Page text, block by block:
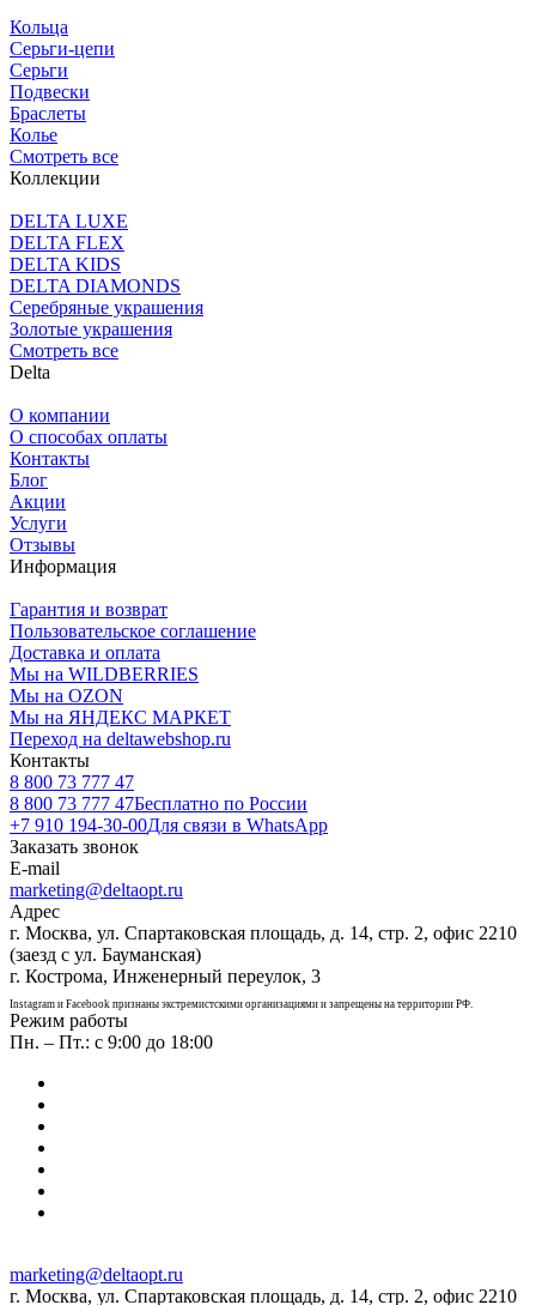
Кольца
Серьги-цепи
Серьги
Подвески
Браслеты
Колье
Смотреть все
Коллекции
DELTA LUXE
DELTA FLEX
DELTA KIDS
DELTA DIAMONDS
Серебряные украшения
Золотые украшения
Смотреть все
Delta
О компании
О способах оплаты
Контакты
Блог
Акции
Услуги
Отзывы
Информация
Гарантия и возврат
Пользовательское соглашение
Доставка и оплата
Мы на WILDBERRIES
Мы на OZON
Мы на ЯНДЕКС МАРКЕТ
Переход на deltawebshop.ru
Контакты
8 800 73 777 47
8 800 73 777 47Бесплатно по России
+7 910 194-30-00Для связи в WhatsApp
Заказать звонок
E-mail
marketing@deltaopt.ru
Адрес
г. Москва, ул. Спартаковская площадь, д. 14, стр. 2, офис 2210
(заезд с ул. Бауманская)
г. Кострома, Инженерный переулок, 3
Instagram и Facebook признаны экстремистскими организациями и запрещены на территории РФ.
Режим работы
Пн. – Пт.: с 9:00 до 18:00
marketing@deltaopt.ru
г. Москва, ул. Спартаковская площадь, д. 14, стр. 2, офис 2210